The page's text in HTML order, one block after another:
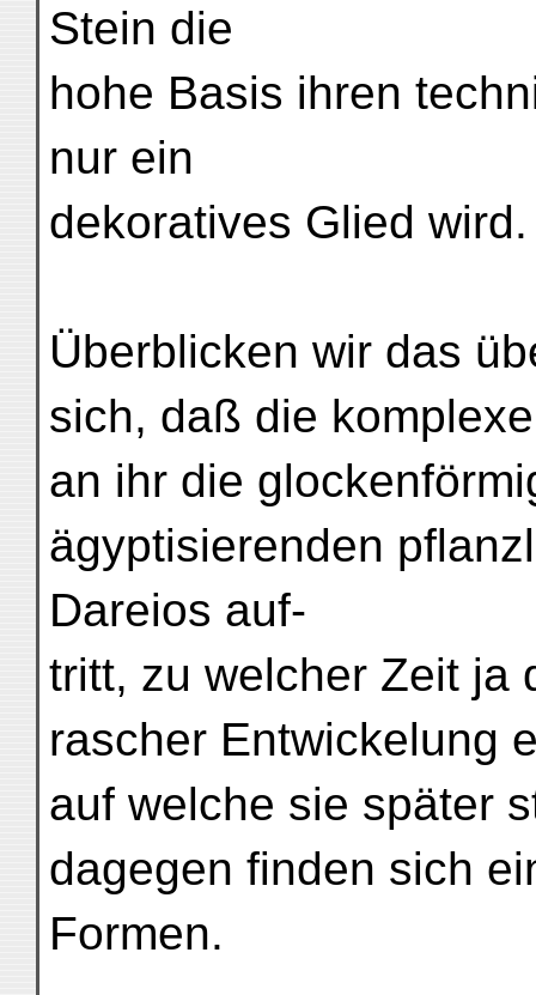
Stein die
hohe Basis ihren
nur ein
dekoratives Glied wird.
Überblicken wir das
sich, daß die
an ihr die
ägyptisierenden
Dareios auf-
tritt, zu welcher Zeit ja
rascher Entwickelung
auf welche sie später
dagegen finden sich
Formen.